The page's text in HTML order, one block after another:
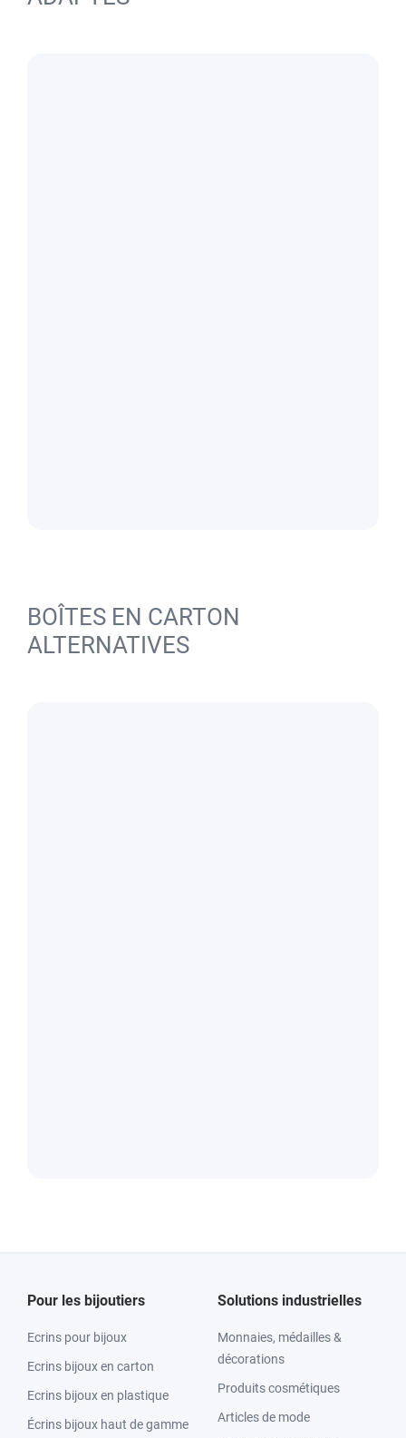
BOÎTES EN CARTON
ALTERNATIVES
Pour les bijoutiers
Ecrins pour bijoux
Ecrins bijoux en carton
Ecrins bijoux en plastique
Écrins bijoux haut de gamme
Solutions industrielles
Monnaies, médailles &
décorations
Produits cosmétiques
Articles de mode